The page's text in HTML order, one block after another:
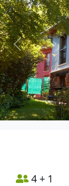
Anterior
4 + 1